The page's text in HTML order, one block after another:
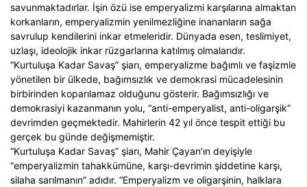
savunmaktadırlar. İşin özü ise emperyalizmi karşılarına almaktan
korkanların, emperyalizmin yenilmezliğine inananların sağa
savrulup kendilerini inkar etmeleridir. Dünyada esen, teslimiyet,
uzlaşı, ideolojik inkar rüzgarlarına katılmış olmalarıdır.
“Kurtuluşa Kadar Savaş” şiarı, emperyalizme bağımlı ve faşizmle
yönetilen bir ülkede, bağımsızlık ve demokrasi mücadelesinin
birbirinden koparılamaz olduğunu gösterir. Bağımsızlığı ve
demokrasiyi kazanmanın yolu, “anti-emperyalist, anti-oligarşik”
devrimden geçmektedir. Mahirlerin 42 yıl önce tespit ettiği bu
gerçek bu günde değişmemiştir.
“Kurtuluşa Kadar Savaş” şiarı, Mahir Çayan’ın deyişiyle
“emperyalizmin tahakkümüne, karşı-devrimin şiddetine karşı,
silaha sarılmanın” adıdır. “Emperyalizm ve oligarşinin, halklara